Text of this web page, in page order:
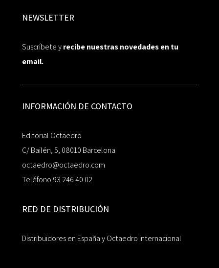
NEWSLETTER
Suscríbete yrecibe nuestras novedades en tu
email.
INFORMACIÓN DE CONTACTO
Editorial Octaedro
C/ Bailén, 5, 08010 Barcelona
octaedro@octaedro.com
Teléfono 93 246 40 02
RED DE DISTRIBUCIÓN
Distribuidores en España y Octaedro internacional